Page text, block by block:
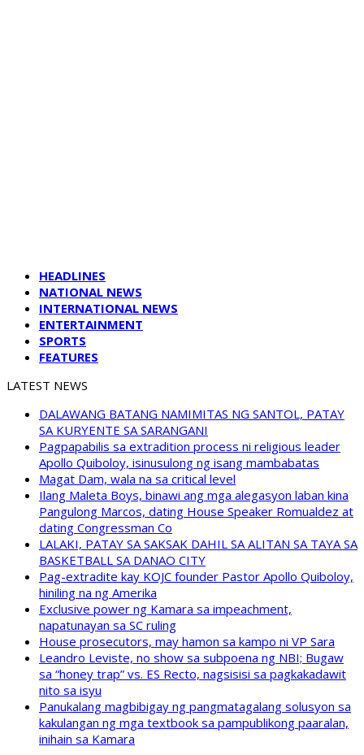
HEADLINES
NATIONAL NEWS
INTERNATIONAL NEWS
ENTERTAINMENT
SPORTS
FEATURES
LATEST NEWS
DALAWANG BATANG NAMIMITAS NG SANTOL, PATAY
SA KURYENTE SA SARANGANI
Pagpapabilis sa extradition process ni religious leader
Apollo Quiboloy, isinusulong ng isang mambabatas
Magat Dam, wala na sa critical level
Ilang Maleta Boys, binawi ang mga alegasyon laban kina
Pangulong Marcos, dating House Speaker Romualdez at
dating Congressman Co
LALAKI, PATAY SA SAKSAK DAHIL SA ALITAN SA TAYA SA
BASKETBALL SA DANAO CITY
Pag-extradite kay KOJC founder Pastor Apollo Quiboloy,
hiniling na ng Amerika
Exclusive power ng Kamara sa impeachment,
napatunayan sa SC ruling
House prosecutors, may hamon sa kampo ni VP Sara
Leandro Leviste, no show sa subpoena ng NBI; Bugaw
sa “honey trap” vs. ES Recto, nagsisisi sa pagkakadawit
nito sa isyu
Panukalang magbibigay ng pangmatagalang solusyon sa
kakulangan ng mga textbook sa pampublikong paaralan,
inihain sa Kamara